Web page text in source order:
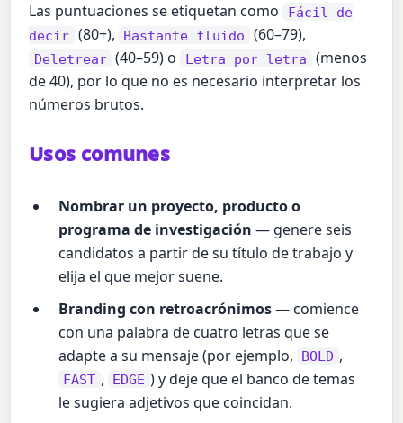
Las puntuaciones se etiquetan como
Fácil de
decir (80+), Bastante fluido (60–79),
Deletrear (40–59) o Letra por letra
(menos
de 40), por lo que no es necesario interpretar los
números brutos.
Usos comunes
Nombrar un proyecto, producto o
programa de investigación — genere seis
candidatos a partir de su título de trabajo y
elija el que mejor suene.
Branding con retroacrónimos— comience
con una palabra de cuatro letras que se
adapte a su mensaje (por ejemplo,
BOLD ,
FAST , EDGE ) y deje que el banco de temas
le sugiera adjetivos que coincidan.